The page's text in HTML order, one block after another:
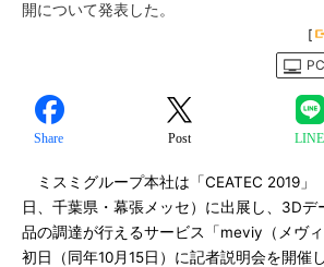
開について発表した。
[
Share Post LINE
ミスミグループ本社は「CEATEC 2019」
日、千葉県・幕張メッセ）に出展し、3Dデ
品の調達が行えるサービス「meviy（メヴ
初日（同年10月15日）に記者説明会を開催